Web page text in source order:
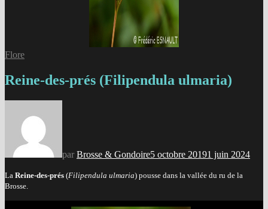
Flore
Reine-des-prés (Filipendula ulmaria)
par Brosse & Gondoire5 octobre 20191 juin 2024
La Reine-des-prés (Filipendula ulmaria) pousse dans la vallée du ru de la
Brosse.